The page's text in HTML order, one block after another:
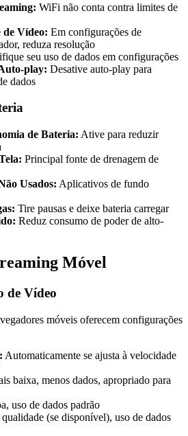
WiFi não conta contra limites de
de Vídeo: Em configurações de
reduza resolução
seu uso de dados em configurações
play: Desative auto-play para
dados
de Bateria: Ative para reduzir
Principal fonte de drenagem de
Usados: Aplicativos de fundo
Tire pausas e deixe bateria carregar
Reduz consumo de poder de alto-
Móvel
de Vídeo
móveis oferecem configurações
Automaticamente se ajusta à velocidade
baixa, menos dados, apropriado para
uso de dados padrão
(se disponível), uso de dados